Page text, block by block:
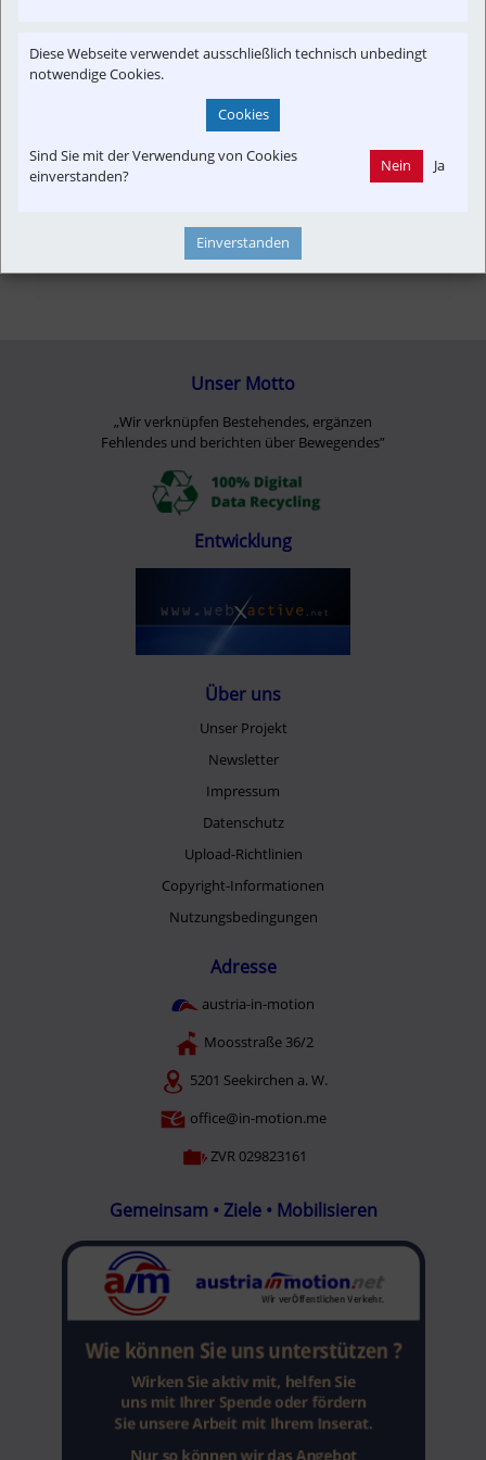
Unser Motto
„Wir verknüpfen Bestehendes, ergänzen
Fehlendes und berichten über Bewegendes”
Entwicklung
Über uns
Unser Projekt
Newsletter
Impressum
Datenschutz
Upload-Richtlinien
Copyright-Informationen
Nutzungsbedingungen
Adresse
austria-in-motion
Moosstraße 36/2
5201 Seekirchen a. W.
office@in-motion.me
ZVR 029823161
Gemeinsam • Ziele • Mobilisieren
Diese Webseite verwendet ausschließlich technisch unbedingt
notwendige Cookies.
Cookies
Sind Sie mit der Verwendung von Cookies
einverstanden?
Nein Ja
Einverstanden